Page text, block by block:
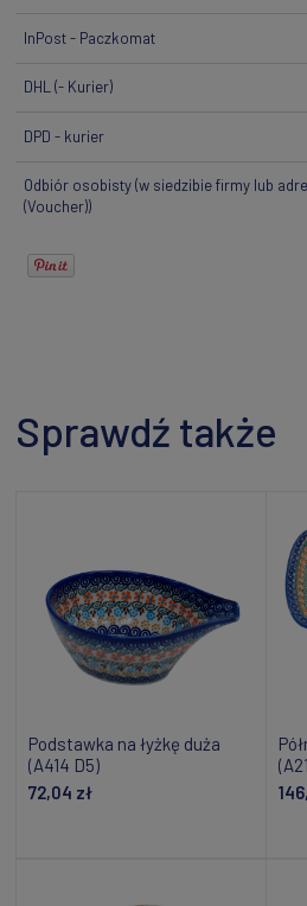
InPost - Paczkomat
DHL(- Kurier)
DPD - kurier
Odbiór osobisty(w siedzibie firmy lub
(Voucher))
Sprawdź także
Podstawka na łyżkę duża
(A414 D5)
72,04 zł